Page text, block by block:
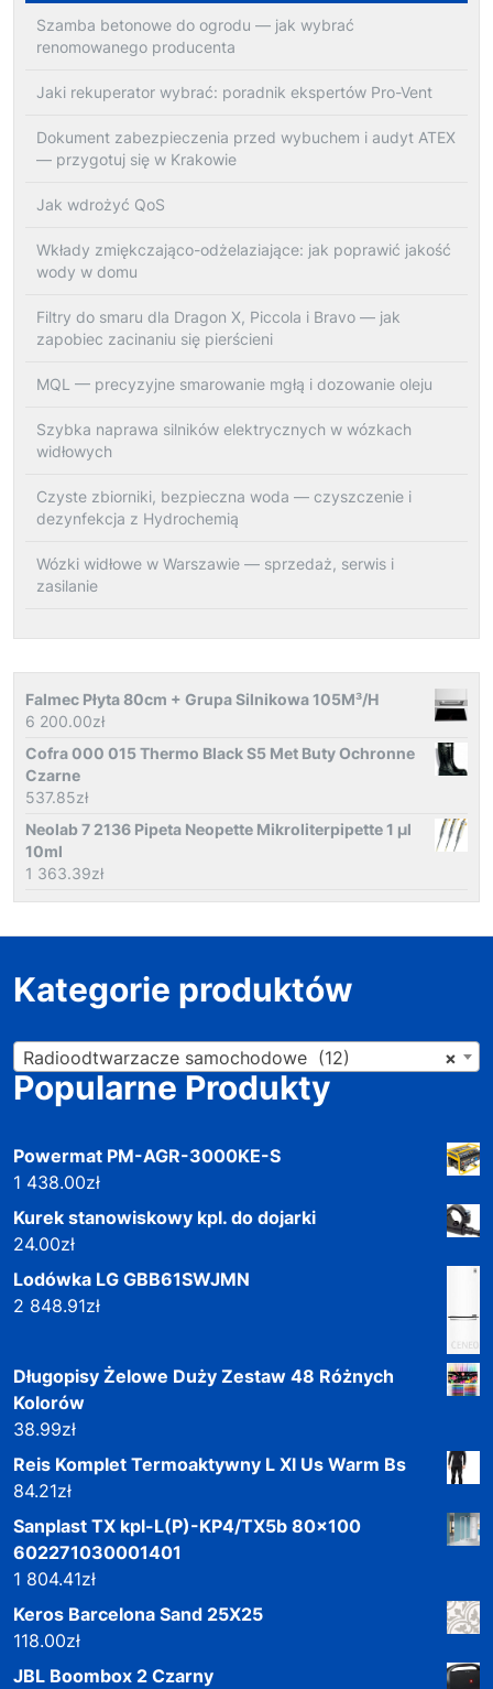
Szamba betonowe do ogrodu — jak wybrać
renomowanego producenta
Jaki rekuperator wybrać: poradnik ekspertów Pro-Vent
Dokument zabezpieczenia przed wybuchem i audyt ATEX
— przygotuj się w Krakowie
Jak wdrożyć QoS
Wkłady zmiękczająco-odżelaziające: jak poprawić jakość
wody w domu
Filtry do smaru dla Dragon X, Piccola i Bravo — jak
zapobiec zacinaniu się pierścieni
MQL — precyzyjne smarowanie mgłą i dozowanie oleju
Szybka naprawa silników elektrycznych w wózkach
widłowych
Czyste zbiorniki, bezpieczna woda — czyszczenie i
dezynfekcja z Hydrochemią
Wózki widłowe w Warszawie — sprzedaż, serwis i
zasilanie
Falmec Płyta 80cm + Grupa Silnikowa 105M³/H
6 200.00zł
Cofra 000 015 Thermo Black S5 Met Buty Ochronne
Czarne
537.85zł
Neolab 7 2136 Pipeta Neopette Mikroliterpipette 1 µl
10ml
1 363.39zł
Kategorie produktów
×
Radioodtwarzacze samochodowe (12)
Popularne Produkty
Powermat PM-AGR-3000KE-S
1 438.00zł
Kurek stanowiskowy kpl. do dojarki
24.00zł
Lodówka LG GBB61SWJMN
2 848.91zł
Długopisy Żelowe Duży Zestaw 48 Różnych
Kolorów
38.99zł
Reis Komplet Termoaktywny L Xl Us Warm Bs
84.21zł
Sanplast TX kpl-L(P)-KP4/TX5b 80x100
602271030001401
1 804.41zł
Keros Barcelona Sand 25X25
118.00zł
JBL Boombox 2 Czarny